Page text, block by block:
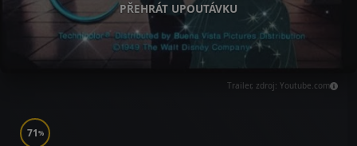
PŘEHRÁT UPOUTÁVKU
Trailer, zdroj: Youtube.com
71%